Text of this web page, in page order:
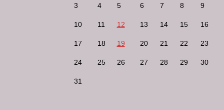
3 4 5 6 7 8 9
10 11 12 13 14 15 16
17 18 19 20 21 22 23
24 25 26 27 28 29 30
31